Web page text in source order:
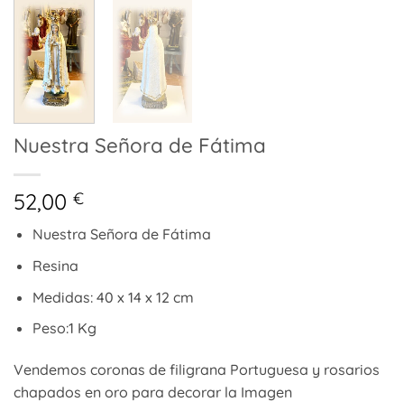
Nuestra Señora de Fátima
52,00 €
Nuestra Señora de Fátima
Resina
Medidas: 40 x 14 x 12 cm
Peso:1 Kg
Vendemos coronas de filigrana Portuguesa y rosarios
chapados en oro para decorar la Imagen